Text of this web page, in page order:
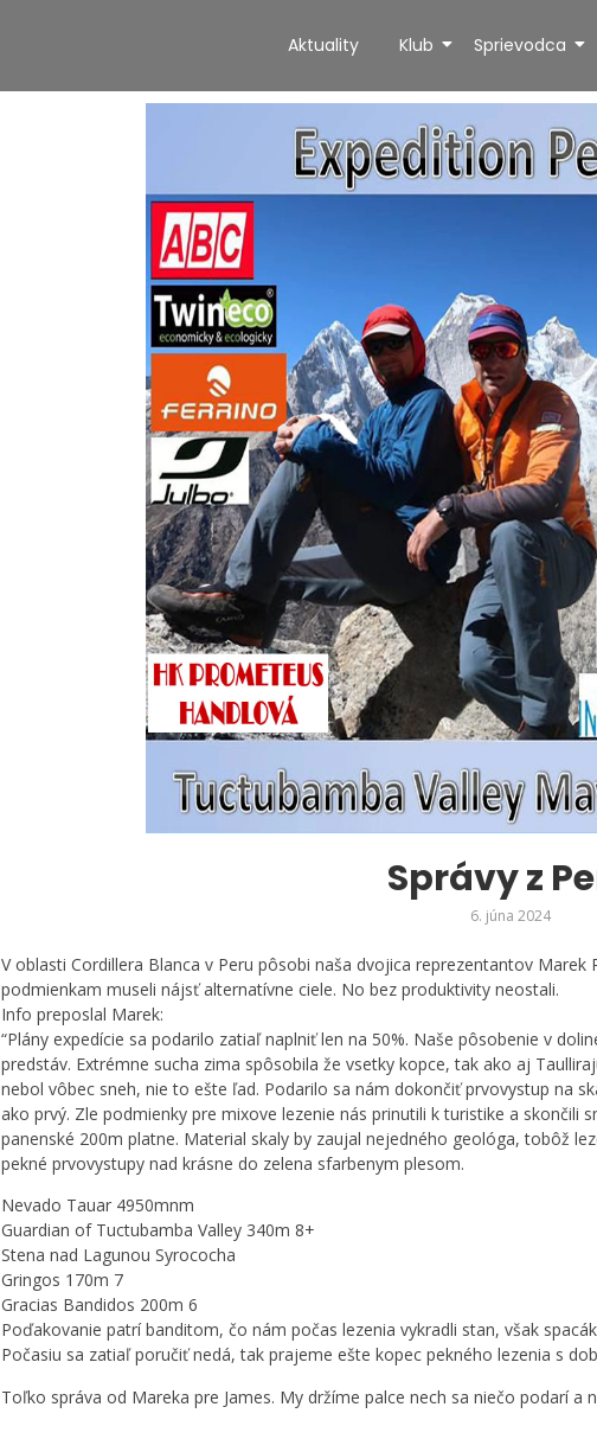
Aktuality Klub Sprievodca
Správy z
6. júna 2024
V oblasti Cordillera Blanca v Peru pôsobi naša dvojica reprezentantov Marek
podmienkam museli nájsť alternatívne ciele. No bez produktivity neostali.
Info preposlal Marek:
“Plány expedície sa podarilo zatiaľ naplniť len na 50%. Naše pôsobenie v
predstáv. Extrémne sucha zima spôsobila že vsetky kopce, tak ako aj
nebol vôbec sneh, nie to ešte ľad. Podarilo sa nám dokončiť prvovystup na
ako prvý. Zle podmienky pre mixove lezenie nás prinutili k turistike a skončili
panenské 200m platne. Material skaly by zaujal nejedného geológa, tobôž
pekné prvovystupy nad krásne do zelena sfarbenym plesom.
Nevado Tauar 4950mnm
Guardian of Tuctubamba Valley 340m 8+
Stena nad Lagunou Syrococha
Gringos 170m 7
Gracias Bandidos 200m 6
Poďakovanie patrí banditom, čo nám počas lezenia vykradli stan, však
Počasiu sa zatiaľ poručiť nedá, tak prajeme ešte kopec pekného lezenia s
Toľko správa od Mareka pre James. My držíme palce nech sa niečo podarí